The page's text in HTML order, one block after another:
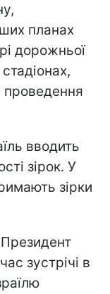
планах
дорожньої
вводить
зірок. У
зірки
зустрічі в